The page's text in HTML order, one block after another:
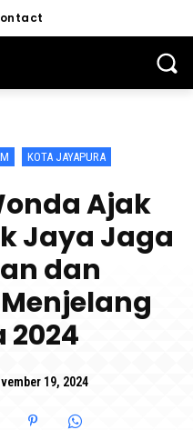
KOTA JAYAPURA
Ajak
Jaya Jaga
dan
2024
19, 2024